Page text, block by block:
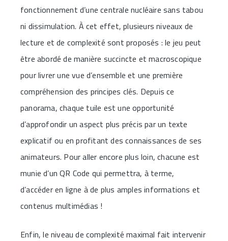
fonctionnement d’une centrale nucléaire sans tabou
ni dissimulation. À cet effet, plusieurs niveaux de
lecture et de complexité sont proposés : le jeu peut
être abordé de manière succincte et macroscopique
pour livrer une vue d’ensemble et une première
compréhension des principes clés. Depuis ce
panorama, chaque tuile est une opportunité
d’approfondir un aspect plus précis par un texte
explicatif ou en profitant des connaissances de ses
animateurs. Pour aller encore plus loin, chacune est
munie d’un QR Code qui permettra, à terme,
d’accéder en ligne à de plus amples informations et
contenus multimédias !
Enfin, le niveau de complexité maximal fait intervenir